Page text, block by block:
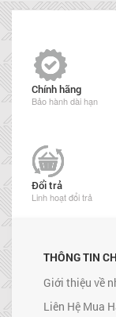
Chính hãng
Bảo hành dài hạn
Đổi trả
Linh hoạt đổi trả
THÔNG TIN
Giới thiệu về
Liên Hệ Mua